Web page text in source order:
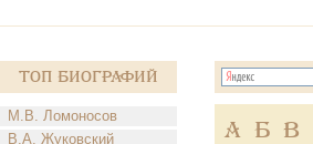
Топ Биографий
М.В. Ломоносов
В.А. Жуковский
А Б В